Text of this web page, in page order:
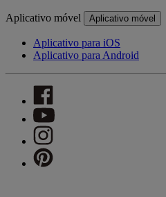
Aplicativo móvel Aplicativo móvel
Aplicativo para iOS
Aplicativo para Android